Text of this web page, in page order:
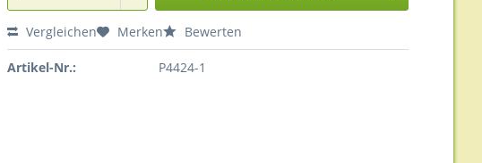
Vergleichen Merken Bewerten
Artikel-Nr.: P4424-1